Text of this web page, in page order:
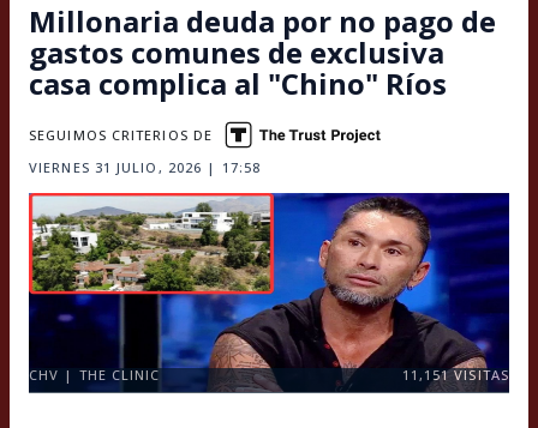
Millonaria deuda por no pago de
gastos comunes de exclusiva
casa complica al "Chino" Ríos
VIERNES 31 JULIO, 2026 | 17:58
SEGUIMOS CRITERIOS DE
CHV | THE CLINIC 11,151VISITAS